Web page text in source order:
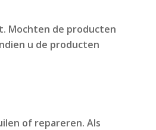
Mochten de producten
u de producten
of repareren. Als